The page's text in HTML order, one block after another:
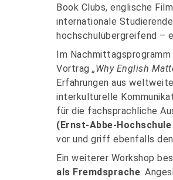
Book Clubs, englische
internationale
hochschulübergreifend –
Im
Vortrag „Why English
Erfahrungen aus
interkulturelle
für die fachsprachliche
(Ernst-Abbe-
vor und griff ebenfalls
Ein weiterer Workshop
als Fremdsprache.